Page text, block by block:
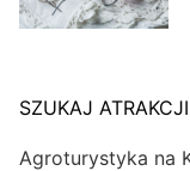
SZUKAJ
Agroturystyka na